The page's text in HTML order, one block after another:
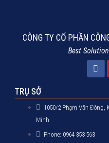
CÔNG TY CỔ PHẦN
Best
TRỤ SỞ
1050/2 Phạm Văn Đồng,
Minh
Phone: 0964 353 563